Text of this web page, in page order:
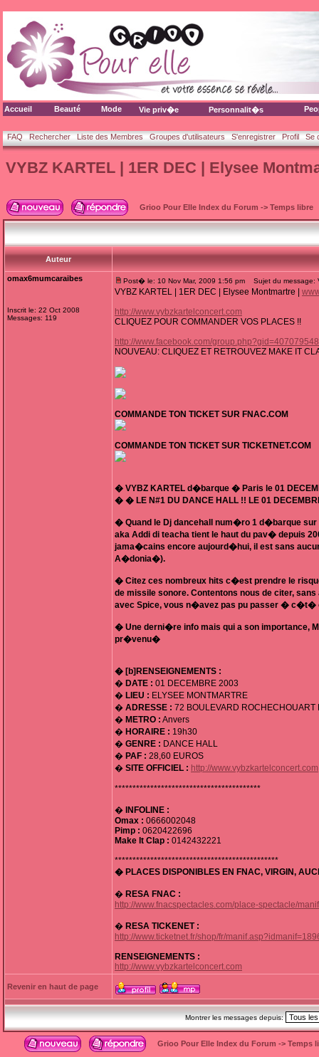
Accueil Beauté Mode Vie priv�e Personnalit�s
FAQ Rechercher Liste des Membres Groupes d'utilisateurs S'enregistrer Profil Se
VYBZ KARTEL | 1ER DEC | Elysee
Grioo Pour Elle Index du Forum -> Temps libre
Auteur
omax6mumcaraibes
Inscrit le: 22 Oct 2008
Messages: 119
Post� le: 10 Nov Mar, 2009 1:56 pm Sujet du message:
VYBZ KARTEL | 1ER DEC | Elysee Montmartre |
http://www.vybzkartelconcert.com
CLIQUEZ POUR COMMANDER VOS PLACES !!
http://www.facebook.com/
NOUVEAU: CLIQUEZ ET RETROUVEZ MAKE IT
COMMANDE TON TICKET SUR FNAC.COM
COMMANDE TON TICKET SUR TICKETNET.COM
� VYBZ KARTEL d�barque � Paris le 01
� � LE N#1 DU DANCE HALL !! LE 01
� Quand le Dj dancehall num�ro 1 d�barque
aka Addi di teacha tient le haut du pav� depuis
jama�cains encore aujourd�hui, il est sans
A�donia�).
� Citez ces nombreux hits c�est prendre le
de missile sonore. Contentons nous de citer,
avec Spice, vous n�avez pas pu passer �
� Une derni�re info mais qui a son importance,
pr�venu�
� [b]RENSEIGNEMENTS :
� DATE : 01 DECEMBRE 2003
� LIEU : ELYSEE MONTMARTRE
� ADRESSE : 72 BOULEVARD ROCHECHOUART
� METRO : Anvers
� HORAIRE : 19h30
� GENRE : DANCE HALL
� PAF : 28,60 EUROS
� SITE OFFICIEL : http://www.vybzkartelconcert.com
*****************************************
� INFOLINE :
Omax : 0666002048
Pimp : 0620422696
Make It Clap : 0142432221
**********************************************
� PLACES DISPONIBLES EN FNAC, VIRGIN,
� RESA FNAC :
http://www.fnacspectacles.com/place-spectacle/
� RESA TICKENET :
http://www.ticketnet.fr/shop/fr/
RENSEIGNEMENTS :
http://www.vybzkartelconcert.com
Revenir en haut de page
Montrer les messages depuis:
Grioo Pour Elle Index du Forum -> Temps